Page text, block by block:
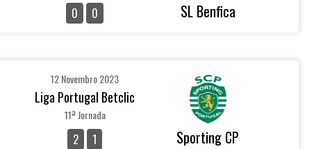
0 0 SL Benfica
12 Novembro 2023
Liga Portugal Betclic
11ª Jornada
2 1 Sporting CP